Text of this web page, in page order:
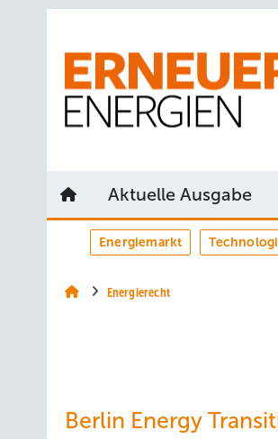
Aktuelle Ausgabe
Energiemarkt
Energierecht
Berlin Energy